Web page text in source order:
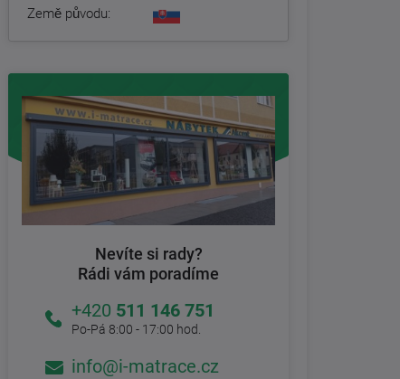
Země původu:
Nevíte si rady?
Rádi vám poradíme
+420 511 146 751
Po-Pá 8:00 - 17:00 hod.
info@i-matrace.cz